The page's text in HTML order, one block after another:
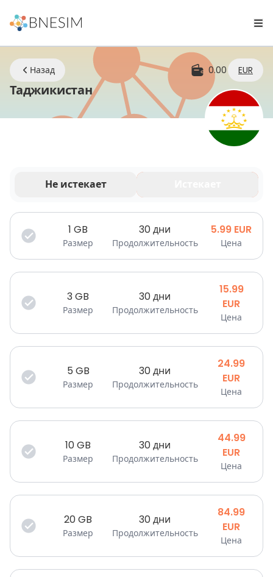
Назад 0.00 EUR
ТаджикистанeSIM | Оставайтесь на
Не истекает
Ваши данные действительны в течение
ограниченного времени.
1 GB
Размер
30 дни
Продолжительность
5.99 EUR
Цена
3GB
Размер
30 дни
Продолжительность
15.99
EUR
Цена
5 GB
Размер
30 дни
Продолжительность
24.99
EUR
Цена
10GB
Размер
30 дни
Продолжительность
44.99
EUR
Цена
20GB
Размер
30 дни
Продолжительность
84.99
EUR
Цена